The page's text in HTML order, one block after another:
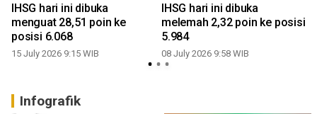
IHSG hari ini dibuka
menguat 28,51 poin ke
posisi 6.068
15 July 2026 9:15 WIB
IHSG hari ini dibuka
melemah 2,32 poin ke posisi
5.984
08 July 2026 9:58 WIB
Infografik